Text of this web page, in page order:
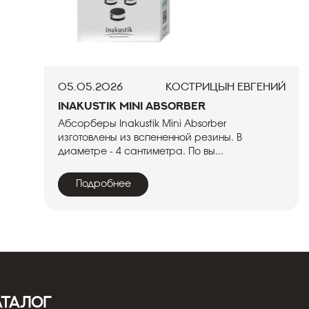
05.05.2026
Кострицын Евгений
Inakustik Mini Absorber
Абсорберы Inakustik Mini Absorber
изготовлены из вспененной резины. В
диаметре - 4 сантиметра. По вы...
Подробнее